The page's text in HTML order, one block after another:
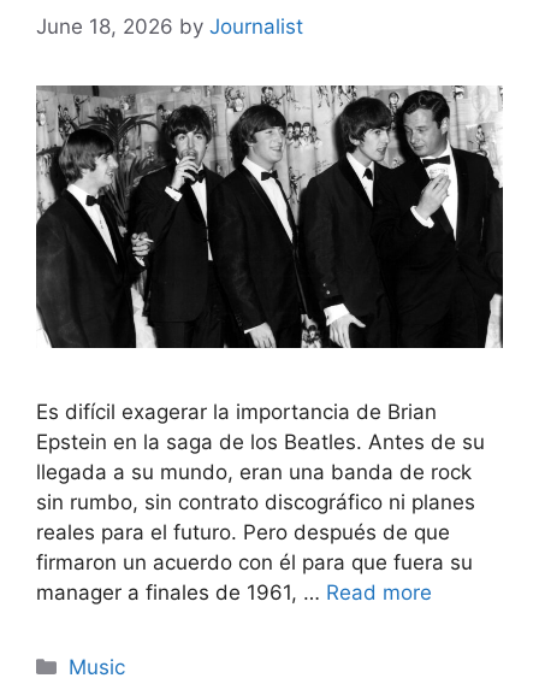
June 18, 2026 by Journalist
Es difícil exagerar la importancia de Brian
Epstein en la saga de los Beatles. Antes de su
llegada a su mundo, eran una banda de rock
sin rumbo, sin contrato discográfico ni planes
reales para el futuro. Pero después de que
firmaron un acuerdo con él para que fuera su
manager a finales de 1961, … Read more
Categories
Music